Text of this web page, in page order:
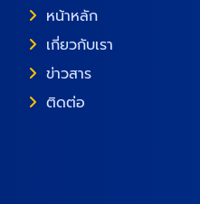
หน้าหลัก
เกี่ยวกับเรา
ข่าวสาร
ติดต่อ